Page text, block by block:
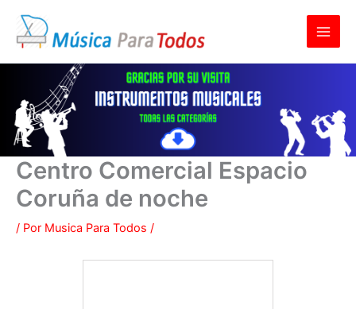
contenido
Centro Comercial Espacio
Coruña de noche
/ Por Musica Para Todos /